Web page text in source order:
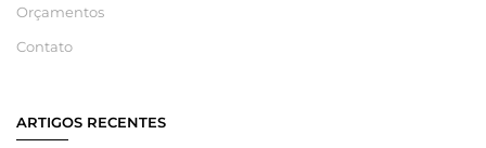
Orçamentos
Contato
ARTIGOS RECENTES